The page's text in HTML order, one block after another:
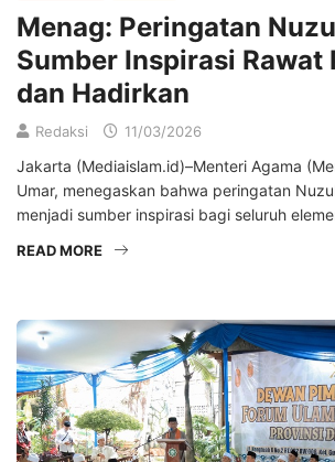
Menag: Peringatan
Sumber Inspirasi Rawat
dan Hadirkan
Redaksi 11/03/2026
Jakarta (Mediaislam.id)–Menteri Agama
Umar, menegaskan bahwa peringatan
menjadi sumber inspirasi bagi seluruh
READ MORE